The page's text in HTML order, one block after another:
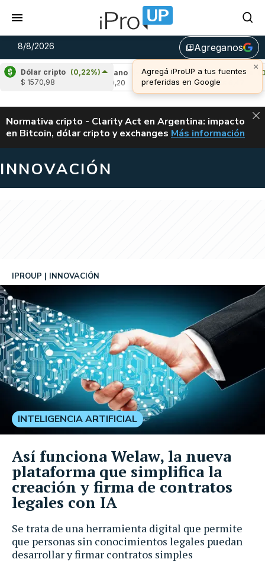
8/8/2026 library_addAgreganos
Dólar cripto (0,22%)
$ 1570,98
Cardano
(-1,18%)
Avalanche (0,42%)
u$s 6,47
ALERTA
Normativa cripto - Clarity Act en Argentina: impacto
en Bitcoin, dólar cripto y exchanges CLARITY ACT EN
Más información
INNOVACIÓN
Se trata de una herramienta digital que permite
que personas sin conocimientos legales puedan
desarrollar y firmar contratos simples
IPROUP INNOVACIÓN
INTELIGENCIA ARTIFICIAL
Así funciona Welaw, la nueva
plataforma que simplifica la
creación y firma de contratos
legales con IA